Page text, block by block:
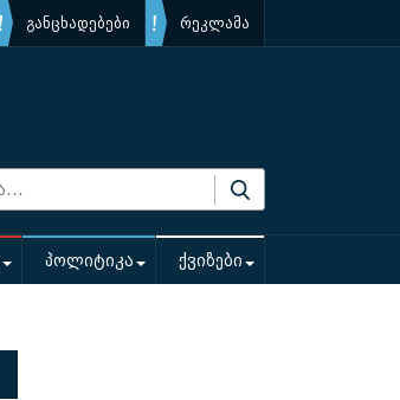
განცხადებები რეკლამა
პოლიტიკა ქვიზები